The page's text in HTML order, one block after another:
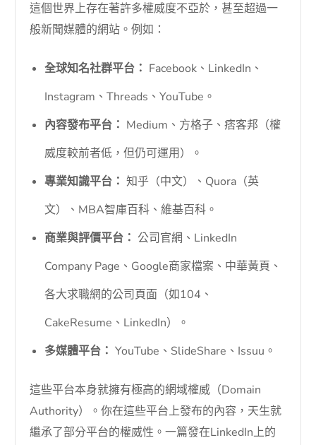
這個世界上存在著許多權威度不亞於，甚至超過一
般新聞媒體的網站。例如：
全球知名社群平台： Facebook、LinkedIn、
Instagram、Threads、YouTube。
內容發布平台： Medium、方格子、痞客邦（權
威度較前者低，但仍可運用）。
專業知識平台： 知乎（中文）、Quora（英
文）、MBA智庫百科、維基百科。
商業與評價平台： 公司官網、LinkedIn
Company Page、Google商家檔案、中華黃頁、
各大求職網的公司頁面（如104、
CakeResume、LinkedIn）。
多媒體平台： YouTube、SlideShare、Issuu。
這些平台本身就擁有極高的網域權威（Domain
Authority）。你在這些平台上發布的內容，天生就
繼承了部分平台的權威性。一篇發在LinkedIn上的